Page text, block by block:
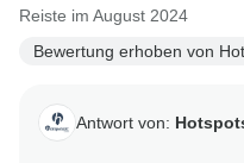
Reiste im August 2024
Bewertung erhoben von
Antwort von: